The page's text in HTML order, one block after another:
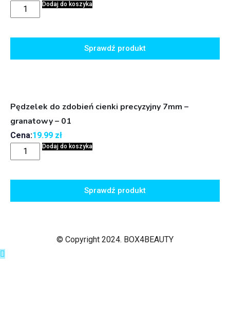
Dodaj do koszyka
Sprawdź produkt
Pędzelek do zdobień cienki precyzyjny 7mm –
granatowy – 01
Cena:19.99 zł
Dodaj do koszyka
Sprawdź produkt
© Copyright 2024. BOX4BEAUTY